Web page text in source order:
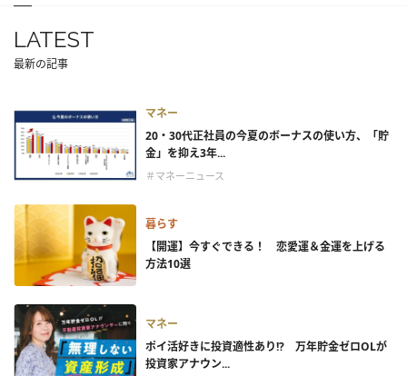
LATEST
最新の記事
マネー
20・30代正社員の今夏のボーナスの使い方、「貯
金」を抑え3年...
＃マネーニュース
暮らす
【開運】今すぐできる！ 恋愛運＆金運を上げる
方法10選
マネー
ポイ活好きに投資適性あり!? 万年貯金ゼロOLが
投資家アナウン...